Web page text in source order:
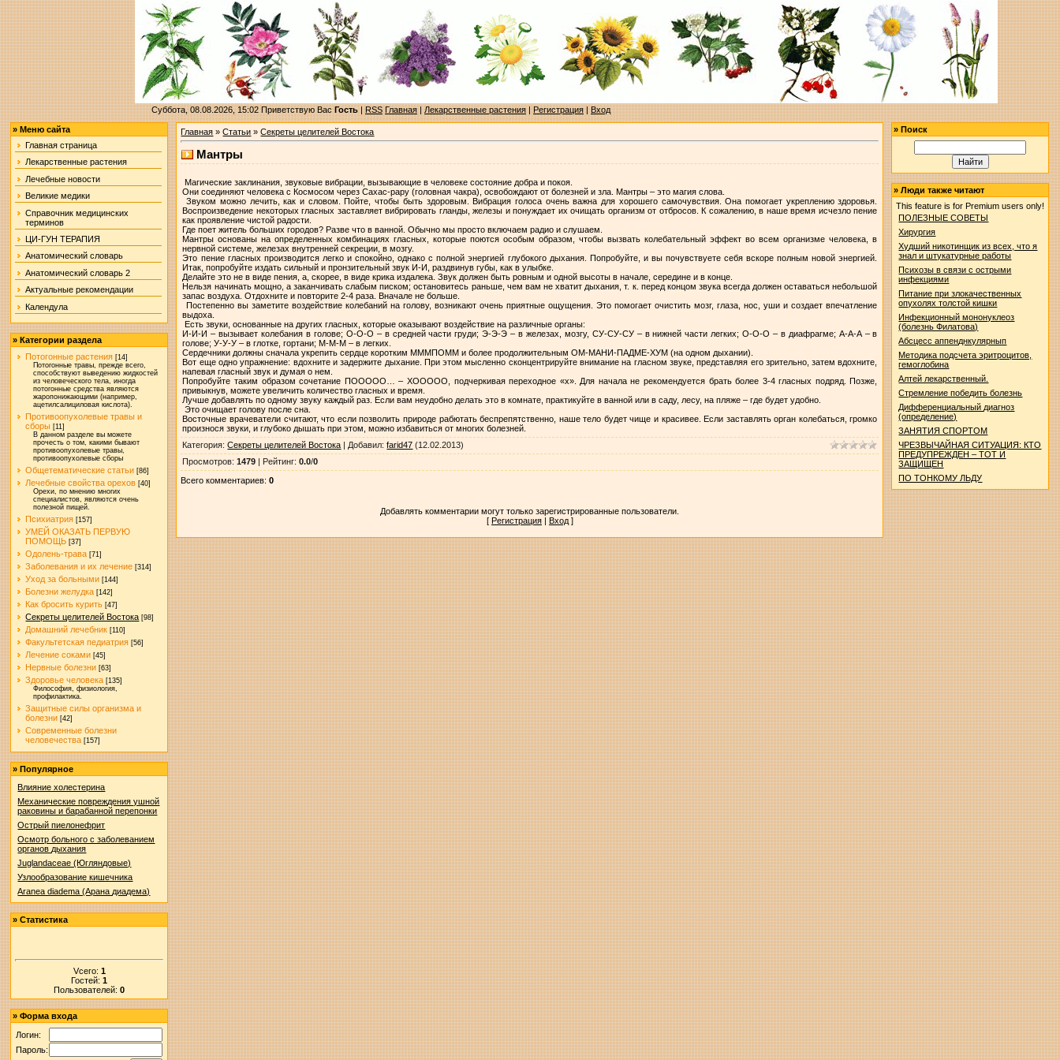
Суббота, 08.08.2026, 15:02Приветствую Вас Гость|RSS Главная|Лекарственные растения|Регистрация|Вход
»Меню сайта
Главная страница
Лекарственные растения
Лечебные новости
Великие медики
Справочник медицинских
терминов
ЦИ-ГУН ТЕРАПИЯ
Анатомический словарь
Анатомический словарь 2
Актуальные рекомендации
Календула
»Категории раздела
Потогонные растения [14]
Потогонные травы, прежде всего,
способствуют выведению жидкостей
из человеческого тела, иногда
потогонные средства являются
жаропонижающими (например,
ацетилсалициловая кислота).
Противоопухолевые травы и
сборы [11]
В данном разделе вы можете
прочесть о том, какими бывают
противоопухолевые травы,
противоопухолевые сборы
Общетематические статьи [86]
Лечебные свойства орехов [40]
Орехи, по мнению многих
специалистов, являются очень
полезной пищей.
Психиатрия [157]
УМЕЙ ОКАЗАТЬ ПЕРВУЮ
ПОМОЩЬ [37]
Одолень-трава [71]
Заболевания и их лечение [314]
Уход за больными [144]
Болезни желудка [142]
Как бросить курить [47]
Секреты целителей Востока [98]
Домашний лечебник [110]
Факультетская педиатрия [56]
Лечение соками [45]
Нервные болезни [63]
Здоровье человека [135]
Философия, физиология,
профилактика.
Защитные силы организма и
болезни [42]
Современные болезни
человечества [157]
»Популярное
Влияние холестерина
Механические повреждения ушной
раковины и барабанной перепонки
Острый пиелонефрит
Осмотр больного с заболеванием
органов дыхания
Juglandaceae (Югляндовые)
Узлообразование кишечника
Aranea diadema (Арана диадема)
»Статистика
Vсего: 1
Гостей:1
Пользователей:0
»Форма входа
Логин:
Пароль:
Главная »Статьи »Секреты целителей Востока
Мантры
Магические заклинания, звуковые вибрации, вызывающие в человеке состояние добра и покоя.
Они соединяют человека с Космосом через Сахас-рару (головная чакра), освобождают от болезней и зла. Мантры – это магия слова.
Звуком можно лечить, как и словом. Пойте, чтобы быть здоровым. Вибрация голоса очень важна для хорошего самочувствия. Она помогает укреплению здоровья.
Воспроизведение некоторых гласных заставляет вибрировать гланды, железы и понуждает их очищать организм от отбросов. К сожалению, в наше время исчезло пение
как проявление чистой радости.
Где поет житель больших городов? Разве что в ванной. Обычно мы просто включаем радио и слушаем.
Мантры основаны на определенных комбинациях гласных, которые поются особым образом, чтобы вызвать колебательный эффект во всем организме человека, в
нервной системе, железах внутренней секреции, в мозгу.
Это пение гласных производится легко и спокойно, однако с полной энергией глубокого дыхания. Попробуйте, и вы почувствуете себя вскоре полным новой энергией.
Итак, попробуйте издать сильный и пронзительный звук И-И, раздвинув губы, как в улыбке.
Делайте это не в виде пения, а, скорее, в виде крика издалека. Звук должен быть ровным и одной высоты в начале, середине и в конце.
Нельзя начинать мощно, а заканчивать слабым писком; остановитесь раньше, чем вам не хватит дыхания, т. к. перед концом звука всегда должен оставаться небольшой
запас воздуха. Отдохните и повторите 2-4 раза. Вначале не больше.
Постепенно вы заметите воздействие колебаний на голову, возникают очень приятные ощущения. Это помогает очистить мозг, глаза, нос, уши и создает впечатление
выдоха.
Есть звуки, основанные на других гласных, которые оказывают воздействие на различные органы:
И-И-И – вызывает колебания в голове; О-О-О – в средней части груди; Э-Э-Э – в железах, мозгу, СУ-СУ-СУ – в нижней части легких; О-О-О – в диафрагме; А-А-А – в
голове; У-У-У – в глотке, гортани; М-М-М – в легких.
Сердечники должны сначала укрепить сердце коротким МММПОММ и более продолжительным ОМ-МАНИ-ПАДМЕ-ХУМ (на одном дыхании).
Вот еще одно упражнение: вдохните и задержите дыхание. При этом мысленно сконцентрируйте внимание на гласном звуке, представляя его зрительно, затем вдохните,
напевая гласный звук и думая о нем.
Попробуйте таким образом сочетание ПООООО… – ХООООО, подчеркивая переходное «х». Для начала не рекомендуется брать более 3-4 гласных подряд. Позже,
привыкнув, можете увеличить количество гласных и время.
Лучше добавлять по одному звуку каждый раз. Если вам неудобно делать это в комнате, практикуйте в ванной или в саду, лесу, на пляже – где будет удобно.
Это очищает голову после сна.
Восточные врачеватели считают, что если позволить природе рабютать беспрепятственно, наше тело будет чище и красивее. Если заставлять орган колебаться, громко
произнося звуки, и глубоко дышать при этом, можно избавиться от многих болезней.
Категория:Секреты целителей Востока | Добавил:farid47 (12.02.2013)
Просмотров:1479 | Рейтинг:0.0/0
Всего комментариев:0
Добавлять комментарии могут только зарегистрированные пользователи.
[ Регистрация| Вход]
»Поиск
»Люди также читают
This feature is for Premium users only!
ПОЛЕЗНЫЕ СОВЕТЫ
Хирургия
Худший никотинщик из всех, что я
знал и штукатурные работы
Психозы в связи с острыми
инфекциями
Питание при злокачественных
опухолях толстой кишки
Инфекционный мононуклеоз
(болезнь Филатова)
Абсцесс аппенднкулярнып
Методика подсчета эритроцитов,
гемоглобина
Алтей лекарственный.
Стремление победить болезнь
Дифференциальный диагноз
(определение)
ЗАНЯТИЯ СПОРТОМ
ЧРЕЗВЫЧАЙНАЯ СИТУАЦИЯ: КТО
ПРЕДУПРЕЖДЕН – ТОТ И
ЗАЩИЩЕН
ПО ТОНКОМУ ЛЬДУ